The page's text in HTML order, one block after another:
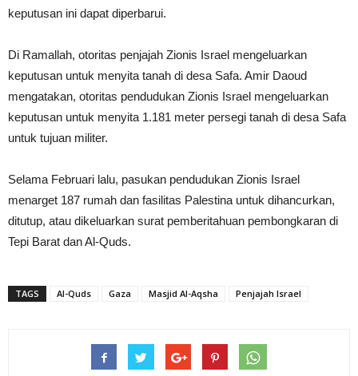
keputusan ini dapat diperbarui.
Di Ramallah, otoritas penjajah Zionis Israel mengeluarkan
keputusan untuk menyita tanah di desa Safa. Amir Daoud
mengatakan, otoritas pendudukan Zionis Israel mengeluarkan
keputusan untuk menyita 1.181 meter persegi tanah di desa Safa
untuk tujuan militer.
Selama Februari lalu, pasukan pendudukan Zionis Israel
menarget 187 rumah dan fasilitas Palestina untuk dihancurkan,
ditutup, atau dikeluarkan surat pemberitahuan pembongkaran di
Tepi Barat dan Al-Quds.
TAGS Al-Quds Gaza Masjid Al-Aqsha Penjajah Israel